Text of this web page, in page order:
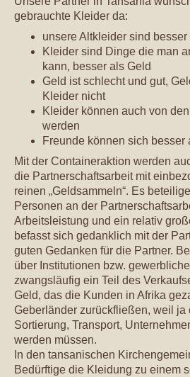
gebrauchte Kleider da:
unsere Altkleider sind
Kleider sind Dinge die man
kann, besser als Geld
Geld ist schlecht und gut,
Kleider nicht
Kleider können auch von
werden
Freunde können sich besser
Mit der Containeraktion werden
die Partnerschaftsarbeit mit
reinen „Geldsammeln“. Es
Personen an der
Arbeitsleistung und ein relativ
befasst sich gedanklich mit der
guten Gedanken für die Partner.
über Institutionen bzw.
zwangsläufig ein Teil des
Geld, das die Kunden in Afrika
Geberländer zurückfließen, weil ja
Sortierung, Transport,
werden müssen.
In den tansanischen
Bedürftige die Kleidung zu einem